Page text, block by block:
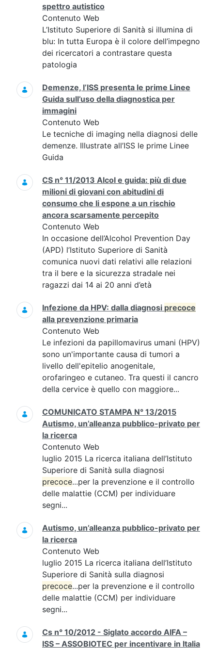
spettro autistico
Contenuto Web
L’Istituto Superiore di Sanità si illumina di
blu: In tutta Europa è il colore dell’impegno
dei ricercatori a contrastare questa
patologia
Demenze, l’ISS presenta le prime Linee
Guida sull’uso della diagnostica per
immagini
Contenuto Web
Le tecniche di imaging nella diagnosi delle
demenze. Illustrate all’ISS le prime Linee
Guida
CS n° 11/2013 Alcol e guida: più di due
milioni di giovani con abitudini di
consumo che li espone a un rischio
ancora scarsamente percepito
Contenuto Web
In occasione dell’Alcohol Prevention Day
(APD) l’Istituto Superiore di Sanità
comunica nuovi dati relativi alle relazioni
tra il bere e la sicurezza stradale nei
ragazzi dai 14 ai 20 anni d’età
Infezione da HPV: dalla diagnosi precoce
alla prevenzione primaria
Contenuto Web
Le infezioni da papillomavirus umani (HPV)
sono un'importante causa di tumori a
livello dell'epitelio anogenitale,
orofaringeo e cutaneo. Tra questi il cancro
della cervice è quello con maggiore...
COMUNICATO STAMPA N° 13/2015
Autismo, un’alleanza pubblico-privato per
la ricerca
Contenuto Web
luglio 2015 La ricerca italiana dell’Istituto
Superiore di Sanità sulla diagnosi
precoce...per la prevenzione e il controllo
delle malattie (CCM) per individuare
segni...
Autismo, un’alleanza pubblico-privato per
la ricerca
Contenuto Web
luglio 2015 La ricerca italiana dell’Istituto
Superiore di Sanità sulla diagnosi
precoce...per la prevenzione e il controllo
delle malattie (CCM) per individuare
segni...
Cs n° 10/2012 - Siglato accordo AIFA –
ISS – ASSOBIOTEC per incentivare in Italia